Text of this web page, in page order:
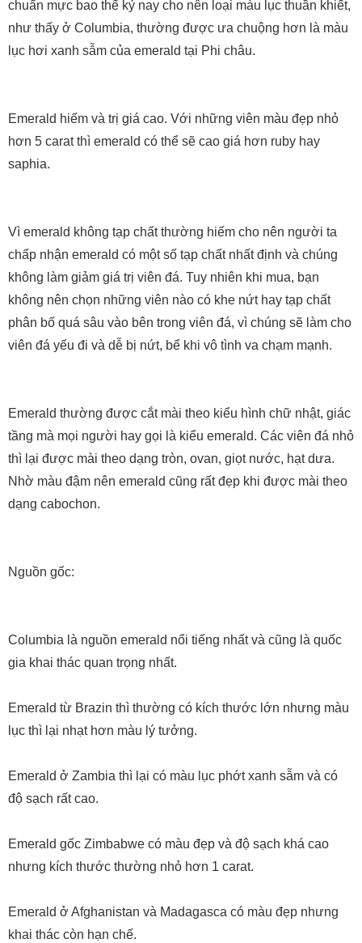
chuẩn mực bao thế kỷ nay cho nên loại màu lục thuần khiết,
như thấy ở Columbia, thường được ưa chuộng hơn là màu
lục hơi xanh sẫm của emerald tại Phi châu.
Emerald hiếm và trị giá cao. Với những viên màu đẹp nhỏ
hơn 5 carat thì emerald có thể sẽ cao giá hơn ruby hay
saphia.
Vì emerald không tạp chất thường hiếm cho nên người ta
chấp nhận emerald có một số tạp chất nhất định và chúng
không làm giảm giá trị viên đá. Tuy nhiên khi mua, bạn
không nên chọn những viên nào có khe nứt hay tạp chất
phân bố quá sâu vào bên trong viên đá, vì chúng sẽ làm cho
viên đá yếu đi và dễ bị nứt, bể khi vô tình va chạm mạnh.
Emerald thường được cắt mài theo kiểu hình chữ nhật, giác
tầng mà mọi người hay gọi là kiểu emerald. Các viên đá nhỏ
thì lại được mài theo dạng tròn, ovan, giọt nước, hạt dưa.
Nhờ màu đậm nên emerald cũng rất đẹp khi được mài theo
dạng cabochon.
Nguồn gốc:
Columbia là nguồn emerald nổi tiếng nhất và cũng là quốc
gia khai thác quan trọng nhất.
Emerald từ Brazin thì thường có kích thước lớn nhưng màu
lục thì lại nhạt hơn màu lý tưởng.
Emerald ở Zambia thì lại có màu lục phớt xanh sẫm và có
độ sạch rất cao.
Emerald gốc Zimbabwe có màu đẹp và độ sạch khá cao
nhưng kích thước thường nhỏ hơn 1 carat.
Emerald ở Afghanistan và Madagasca có màu đẹp nhưng
khai thác còn hạn chế.